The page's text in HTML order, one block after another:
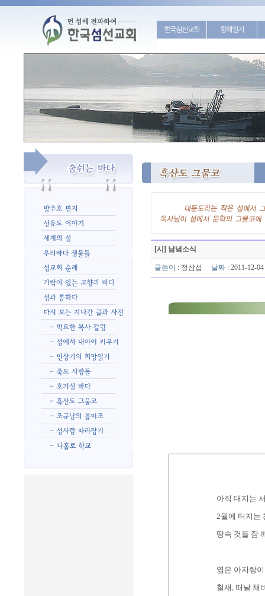
한국섬선교회 항해일지
[시] 남녘소식
글쓴이 : 정삼섭 날짜 : 2011-12-
아직 대지는
2월에 터지는
땅속 것들 잠
엷은 아지랑
철새, 떠날 채